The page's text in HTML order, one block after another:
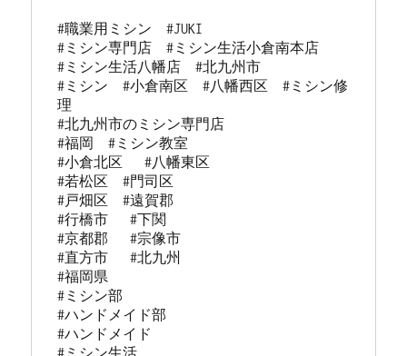
#職業用ミシン　#JUKI
#ミシン専門店  #ミシン生活小倉南本店
#ミシン生活八幡店  #北九州市
#ミシン  #小倉南区  #八幡西区  #ミシン修
理
#北九州市のミシン専門店
#福岡  #ミシン教室
#小倉北区   #八幡東区
#若松区  #門司区
#戸畑区  #遠賀郡
#行橋市   #下関
#京都郡   #宗像市
#直方市   #北九州
#福岡県
#ミシン部
#ハンドメイド部
#ハンドメイド